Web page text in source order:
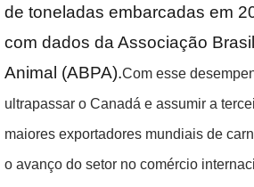
de toneladas embarcadas em
com dados da Associação
Animal (ABPA).Com esse
ultrapassar o Canadá e assumir a
maiores exportadores mundiais de
o avanço do setor no comércio